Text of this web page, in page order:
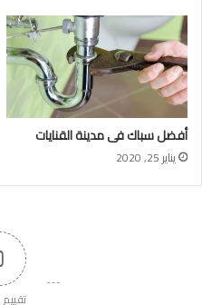
أفضل سباك فى مدينة القنايات
يناير 25, 2020